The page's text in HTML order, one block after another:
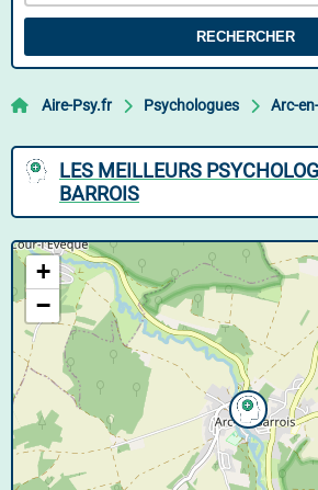
RECHERCHER
Aire-Psy.fr Psychologues Arc-
LES MEILLEURS
BARROIS
+
−